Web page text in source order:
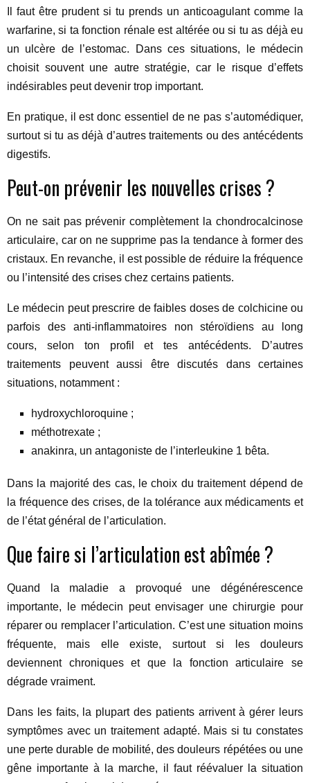
Il faut être prudent si tu prends un anticoagulant comme la
warfarine, si ta fonction rénale est altérée ou si tu as déjà eu
un ulcère de l’estomac. Dans ces situations, le médecin
choisit souvent une autre stratégie, car le risque d’effets
indésirables peut devenir trop important.
En pratique, il est donc essentiel de ne pas s’automédiquer,
surtout si tu as déjà d’autres traitements ou des antécédents
digestifs.
Peut-on prévenir les nouvelles crises ?
On ne sait pas prévenir complètement la chondrocalcinose
articulaire, car on ne supprime pas la tendance à former des
cristaux. En revanche, il est possible de réduire la fréquence
ou l’intensité des crises chez certains patients.
Le médecin peut prescrire de faibles doses de colchicine ou
parfois des anti-inflammatoires non stéroïdiens au long
cours, selon ton profil et tes antécédents. D’autres
traitements peuvent aussi être discutés dans certaines
situations, notamment :
hydroxychloroquine ;
méthotrexate ;
anakinra, un antagoniste de l’interleukine 1 bêta.
Dans la majorité des cas, le choix du traitement dépend de
la fréquence des crises, de la tolérance aux médicaments et
de l’état général de l’articulation.
Que faire si l’articulation est abîmée ?
Quand la maladie a provoqué une dégénérescence
importante, le médecin peut envisager une chirurgie pour
réparer ou remplacer l’articulation. C’est une situation moins
fréquente, mais elle existe, surtout si les douleurs
deviennent chroniques et que la fonction articulaire se
dégrade vraiment.
Dans les faits, la plupart des patients arrivent à gérer leurs
symptômes avec un traitement adapté. Mais si tu constates
une perte durable de mobilité, des douleurs répétées ou une
gêne importante à la marche, il faut réévaluer la situation